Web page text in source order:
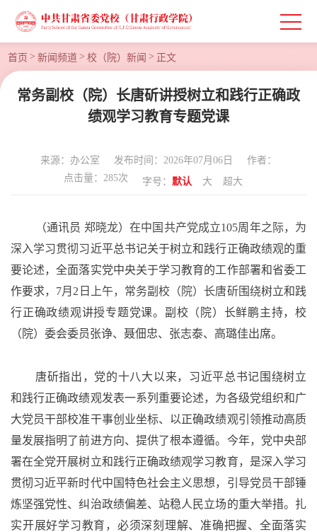
首页 > 新闻频道 > 校（院）新闻 > 正文
常务副校（院）长唐斫讲授树立和践行正确政
绩观学习教育专题党课
来源：办公室 发布时间：2026年07月06日
作者：
点击量： 285次 字号： 默认 大 超大
（通讯员 郑晓龙）在中国共产党成立105周年之际，为
深入学习贯彻习近平总书记关于树立和践行正确政绩观的重
要论述，全面落实党中央关于学习教育的工作部署和省委工
作要求， 7月2日上午，常务副校（院）长唐斫围绕树立和践
行正确政绩观讲授专题党课。 副校（院）长鲜鹏主持，校
（院）委会委员张诤、聂佃忠、张志泰、高璐佳出席。
唐斫指出，党的十八大以来，习近平总书记围绕树立
和践行正确政绩观发表一系列重要论述，为各级党组织和广
大党员干部校准干事创业坐标、以正确政绩观引领推动高质
量发展指明了前进方向、提供了根本遵循。今年，党中央部
署在全党开展树立和践行正确政绩观学习教育，是深入学习
贯彻习近平新时代中国特色社会主义思想，引导党员干部锤
炼坚强党性、纠治政绩偏差、站稳人民立场的重大举措。 扎
实开展好学习教育，必须深刻理解、准确把握、全面落实